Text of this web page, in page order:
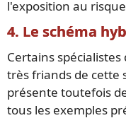
l'exposition au
4. Le schéma
Certains
très friands de cette
présente toutefois
tous les exemples